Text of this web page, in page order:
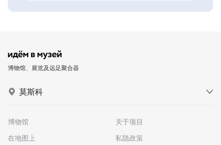
博物馆、展览及远足聚合器
莫斯科
博物馆
在地图上
关于项目
私隐政策